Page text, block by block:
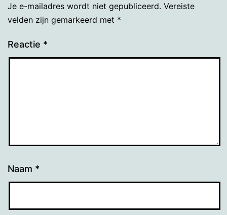
Je e-mailadres wordt niet gepubliceerd. Vereiste
velden zijn gemarkeerd met *
Reactie *
Naam *